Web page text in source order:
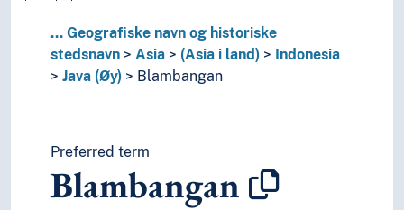
Kasakhstan
Kina
Kirgisistan
Malaysia
Maldivene
... Geografiske navn og historiske
stedsnavn
Asia (Asia i land)
Indonesia
Java (Øy)
Blambangan
Preferred term
Blambangan